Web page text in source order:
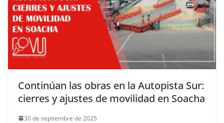
Continúan las obras en la Autopista Sur:
cierres y ajustes de movilidad en Soacha
30 de septiembre de 2025